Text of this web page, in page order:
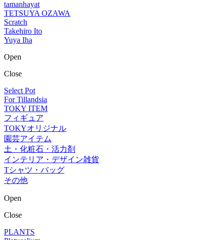
tamanhayat
TETSUYA OZAWA
Scratch
Takehiro Ito
Yuya Iha
Open
Close
Select Pot
For Tillandsia
TOKY ITEM
フィギュア
TOKYオリジナル
園芸アイテム
土・化粧石・活力剤
インテリア・デザイン雑貨
Tシャツ・バッグ
その他
Open
Close
PLANTS